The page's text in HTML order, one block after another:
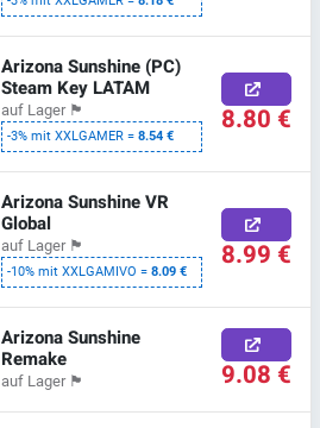
Arizona Sunshine (PC)
Steam Key LATAM
auf Lager 🏴
-3% mit XXLGAMER =8.54 € 8.80 €
Arizona Sunshine VR
Global
auf Lager 🏴
-10% mit XXLGAMIVO =8.09 € 8.99 €
Arizona Sunshine
Remake
auf Lager 🏴 9.08 €